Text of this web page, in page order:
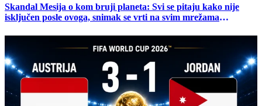
Skandal Mesija o kom bruji planeta: Svi se pitaju kako nije
isključen posle ovoga, snimak se vrti na svim mrežama